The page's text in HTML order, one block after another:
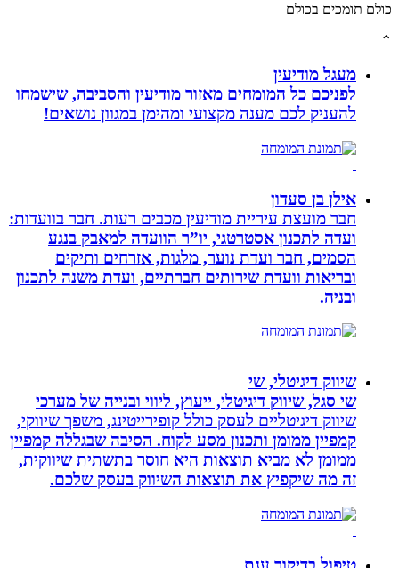
בכולם
מעגל מודיעין
לפניכם כל המומחים מאזור מודיעין והסביבה, שישמחו
להעניק לכם מענה מקצועי ומהימן במגוון נושאים!
אילן בן סעדון
חבר מועצת עיריית מודיעין מכבים רעות. חבר בוועדות:
ועדה לתכנון אסטרטגי, יו”ר הוועדה למאבק בנגע
הסמים, חבר ועדת נוער, מלגות, אזרחים ותיקים
ובריאות וועדת שירותים חברתיים, ועדת משנה לתכנון
שיווק דיגיטלי, שי
שי סגל, שיווק דיגיטלי, ייעוץ, ליווי ובנייה של מערכי
שיווק דיגיטליים לעסק כולל קופירייטינג, משפך שיווקי,
קמפיין ממומן ותכנון מסע לקוח. הסיבה שבגללה קמפיין
ממומן לא מביא תוצאות היא חוסר בתשתית שיווקית,
זה מה שיקפיץ את תוצאות השיווק בעסק שלכם.